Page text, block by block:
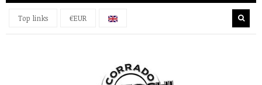
Top links €EUR